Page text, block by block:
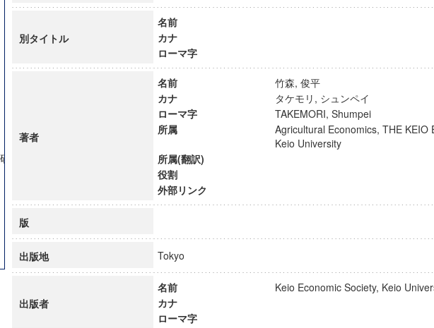
究所
合研究センター
別タイトル
名前
カナ
ローマ字
著者
名前
竹森, 俊平
カナ
タケモリ, シュンペイ
ローマ字
TAKEMORI, Shumpei
所属
Agricultural Economics, THE KEIO
Keio University
所属(翻訳)
役割
外部リンク
版
出版地 Tokyo
出版者
名前
Keio Economic Society, Keio
カナ
ローマ字